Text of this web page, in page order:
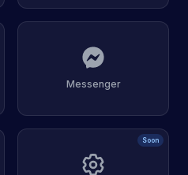
Messenger
Soon